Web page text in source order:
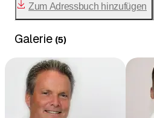
Zum Adressbuch hinzufügen
Galerie (5)